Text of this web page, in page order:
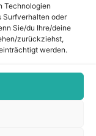
Technologien
Surfverhalten oder
Sie/du Ihre/deine
zurückziehst,
werden.